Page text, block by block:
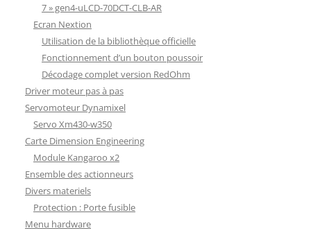
7 » gen4-uLCD-70DCT-CLB-AR
Ecran Nextion
Utilisation de la bibliothèque officielle
Fonctionnement d’un bouton poussoir
Décodage complet version RedOhm
Driver moteur pas à pas
Servomoteur Dynamixel
Servo Xm430-w350
Carte Dimension Engineering
Module Kangaroo x2
Ensemble des actionneurs
Divers materiels
Protection : Porte fusible
Menu hardware